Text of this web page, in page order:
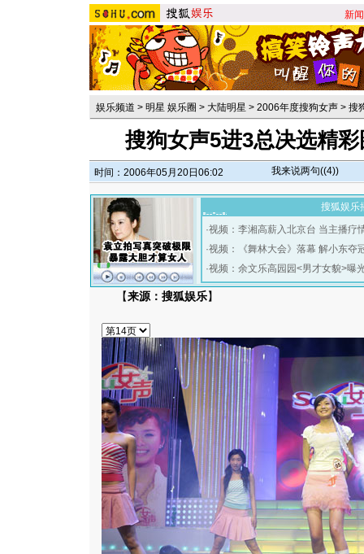
新闻
娱乐频道 > 明星 娱乐圈 > 大陆明星 > 2006年度搜狗女声 > 搜
搜狗女声5进3总决选精
时间：2006年05月20日06:02 我来说两句((4))
搜狐娱乐
·视频：李湘高薪入北京台 当主播疗
·视频：《舞林大会》落幕 解小东夺
·视频：余文乐高园园<男才女貌>曝
【来源：搜狐娱乐】